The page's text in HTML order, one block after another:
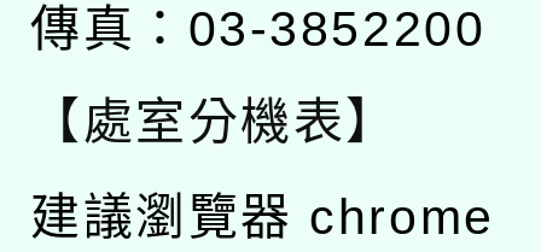
傳真：03-3852200
【處室分機表】
建議瀏覽器 chrome